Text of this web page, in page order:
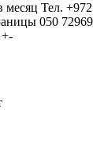
Тел.
050